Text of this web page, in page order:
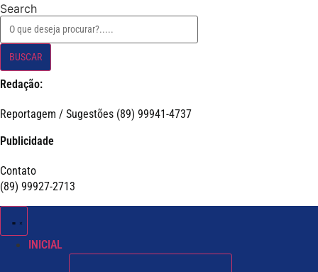
Search
BUSCAR
Redação:
Reportagem / Sugestões (89) 99941-4737
Publicidade
Contato
(89) 99927-2713
INICIAL